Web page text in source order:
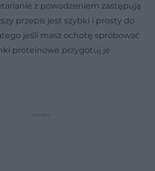
z powodzeniem zastępują
przepis jest szybki i prosty do
jeśli masz ochotę spróbować
proteinowe przygotuj je